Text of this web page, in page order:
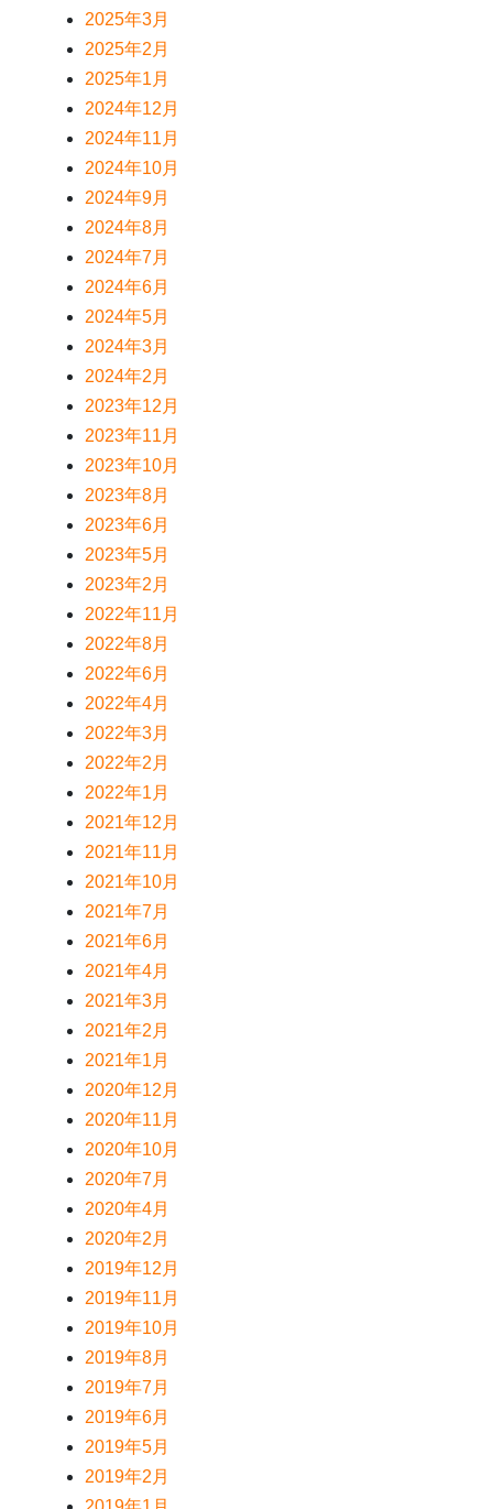
2025年3月
2025年2月
2025年1月
2024年12月
2024年11月
2024年10月
2024年9月
2024年8月
2024年7月
2024年6月
2024年5月
2024年3月
2024年2月
2023年12月
2023年11月
2023年10月
2023年8月
2023年6月
2023年5月
2023年2月
2022年11月
2022年8月
2022年6月
2022年4月
2022年3月
2022年2月
2022年1月
2021年12月
2021年11月
2021年10月
2021年7月
2021年6月
2021年4月
2021年3月
2021年2月
2021年1月
2020年12月
2020年11月
2020年10月
2020年7月
2020年4月
2020年2月
2019年12月
2019年11月
2019年10月
2019年8月
2019年7月
2019年6月
2019年5月
2019年2月